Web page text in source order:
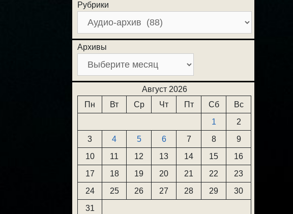
Рубрики
Архивы
Август 2026
Пн
Вт Ср Чт Пт Сб
Вс
1
2
3
4 5 6 7 8
9
10
11 12 13 14 15
16
17
18 19 20 21 22
23
24
25 26 27 28 29
30
31